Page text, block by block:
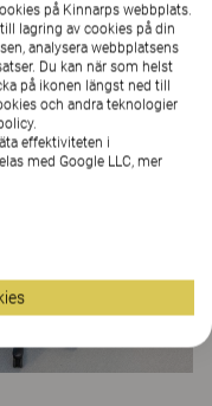
på Kinnarps webbplats.
lagring av cookies på din
analysera webbplatsens
Du kan när som helst
på ikonen längst ned till
och andra teknologier
effektiviteten i
med Google LLC, mer